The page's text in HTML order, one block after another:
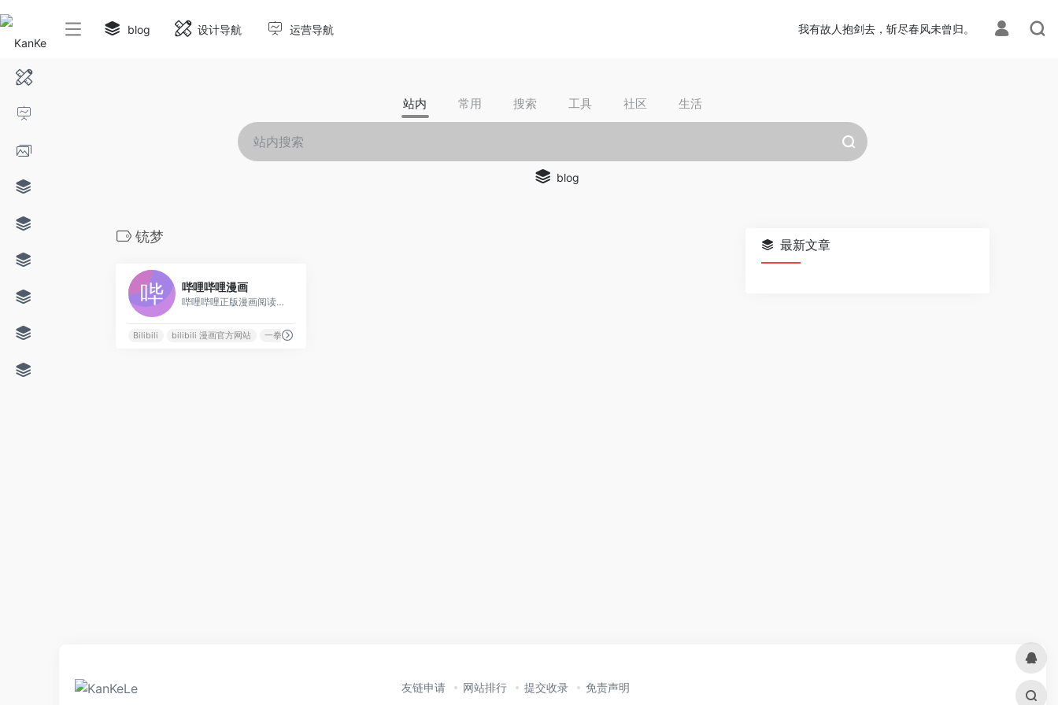
blog 设计导航 运营导航 我有故人抱剑去，斩尽春风未曾归。
站内 常用 搜索 工具 社区 生活
blog
铳梦
哔哩哔哩漫画
哔哩哔哩正版漫画阅读平台, 海量官方漫画连载在线观看, 二次元动漫迷的追漫神器, 热门漫画: 海贼王, 五等分的新娘, 约定的梦幻岛, 辉夜大小姐想让我告白 ~天才们的恋爱头脑战~, 关于我转生变成史莱姆这档事, 我的英雄学园, 修真聊天群, 乔乔的奇妙冒险, 斗罗大陆, 我家大师兄脑子有坑, 一拳超人, 灵能百分百, 铳梦等
Bilibili bilibili 漫画官方网站 一拳超人
最新文章
友链申请 网站排行 提交收录 免责声明